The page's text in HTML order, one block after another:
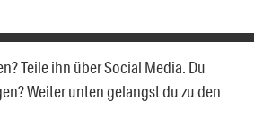
Teile ihn über Social Media. Du
Weiter unten gelangst du zu den